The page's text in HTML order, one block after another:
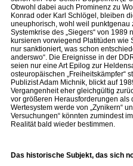
Obwohl dabei auch Prominenz zu
Konrad oder Karl Schlögel, bleiben
uneuphorisch, wohl weil punktgenau
Systemkrise des „Siegers“ von 1989
kursieren vorwiegend Platitüden wie
nur sanktioniert, was schon
anderswo“. Die Ereignisse in der
seien nur eine Art Epilog zur
osteuropäischen „Freiheitskämpfer“
Publizist Adam Michnik, blickt auf
Vergangenheit eher gleichgültig
vor größeren Herausforderungen als
Wertesystem werde von „Zynikern“
Versuchungen“ könnten zumindest
Realität bald wieder bestimmen.
Das historische Subjekt, das sich